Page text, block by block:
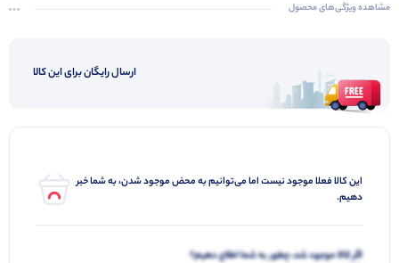
مشاهده ویژگی‌های محصول
ارسال رایگان برای این کالا
این کالا فعلا موجود نیست اما می‌توانیم به محض موجود شدن، به شما خبر
دهیم.
اگر کالا موجود شد، چطور به شما اطلاع دهیم؟